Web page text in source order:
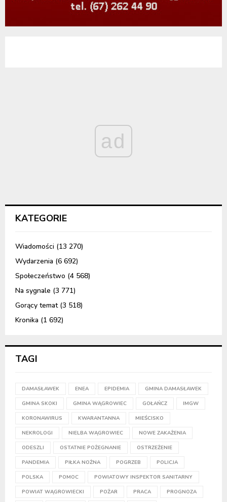
ad
KATEGORIE
Wiadomości (13 270)
Wydarzenia (6 692)
Społeczeństwo (4 568)
Na sygnale (3 771)
Gorący temat(3 518)
Kronika (1 692)
TAGI
DAMASŁAWEK ENEA EPIDEMIA GMINA DAMASŁAWEK
GMINA SKOKI GMINA WĄGROWIEC GOŁAŃCZ IMGW
KORONAWIRUS KWARANTANNA MIEŚCISKO
NEKROLOGI NIELBA WĄGROWIEC NOWE ZAKAŻENIA
ODESZLI OSTATNIE POŻEGNANIE OSTRZEŻENIE
PANDEMIA PIŁKA NOŻNA POGRZEB POLICJA
POLSKA POMOC POWIATOWY INSPEKTOR SANITARNY
POWIAT WĄGROWIECKI POŻAR PRACA PROGNOZA